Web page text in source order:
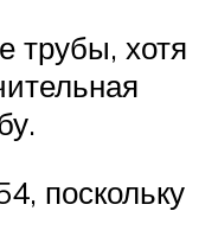
трубы, хотя
поскольку